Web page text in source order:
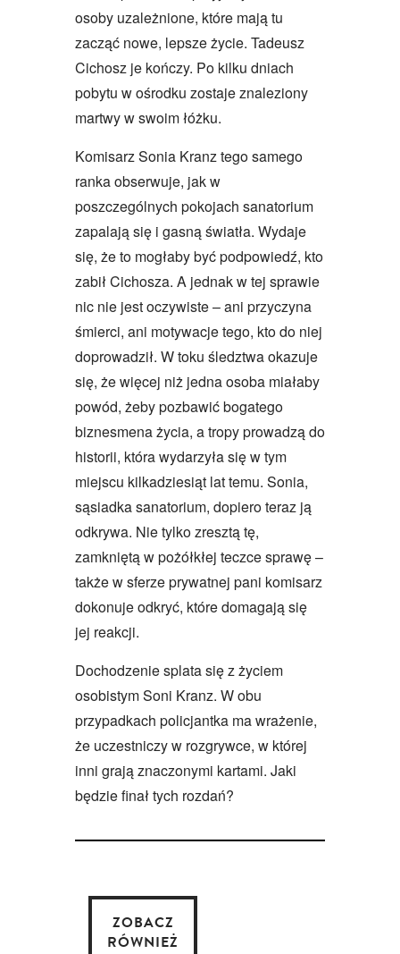
osoby uzależnione, które mają tu
zacząć nowe, lepsze życie. Tadeusz
Cichosz je kończy. Po kilku dniach
pobytu w ośrodku zostaje znaleziony
martwy w swoim łóżku.
Komisarz Sonia Kranz tego samego
ranka obserwuje, jak w
poszczególnych pokojach sanatorium
zapalają się i gasną światła. Wydaje
się, że to mogłaby być podpowiedź, kto
zabił Cichosza. A jednak w tej sprawie
nic nie jest oczywiste – ani przyczyna
śmierci, ani motywacje tego, kto do niej
doprowadził. W toku śledztwa okazuje
się, że więcej niż jedna osoba miałaby
powód, żeby pozbawić bogatego
biznesmena życia, a tropy prowadzą do
historii, która wydarzyła się w tym
miejscu kilkadziesiąt lat temu. Sonia,
sąsiadka sanatorium, dopiero teraz ją
odkrywa. Nie tylko zresztą tę,
zamkniętą w pożółkłej teczce sprawę –
także w sferze prywatnej pani komisarz
dokonuje odkryć, które domagają się
jej reakcji.
Dochodzenie splata się z życiem
osobistym Soni Kranz. W obu
przypadkach policjantka ma wrażenie,
że uczestniczy w rozgrywce, w której
inni grają znaczonymi kartami. Jaki
będzie finał tych rozdań?
ZOBACZ
RÓWNIEŻ